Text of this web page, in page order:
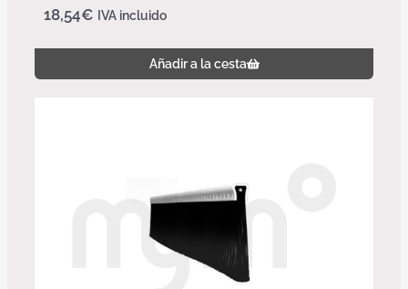
18,54€ IVA incluido
Añadir a la cesta